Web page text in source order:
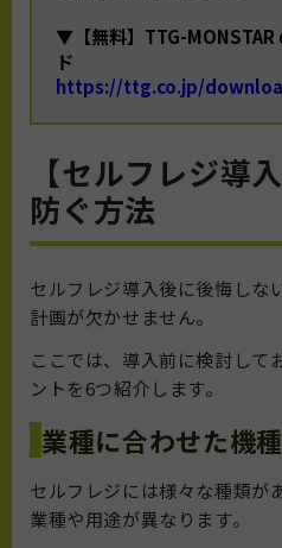
▼【無料】TTG-MONSTAR
ド
https://ttg.co.jp/
【セルフレジ導
防ぐ方法
セルフレジ導入後に後悔しな
計画が欠かせません。
ここでは、導入前に検討して
ントを6つ紹介します。
業種に合わせた機
セルフレジには様々な種類が
業種や用途が異なります。